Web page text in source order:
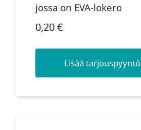
jossa on EVA-lokero
0,20€
Lisää